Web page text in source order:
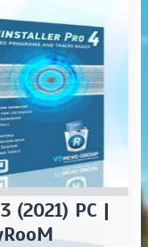
(2021) РС |